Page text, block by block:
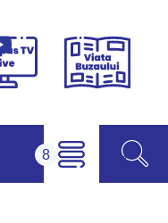
Campus
Viața